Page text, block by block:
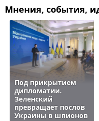
Мнения, события,
Под прикрытием
дипломатии.
Зеленский
превращает послов
Украины в шпионов